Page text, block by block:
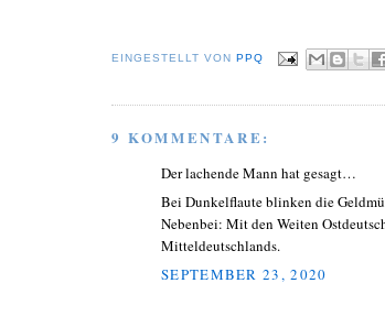
EINGESTELLT VONPPQ
9 KOMMENTARE:
Der lachende Mann hat gesagt…
Bei Dunkelflaute blinken die
Nebenbei: Mit den Weiten
Mitteldeutschlands.
SEPTEMBER 23, 2020